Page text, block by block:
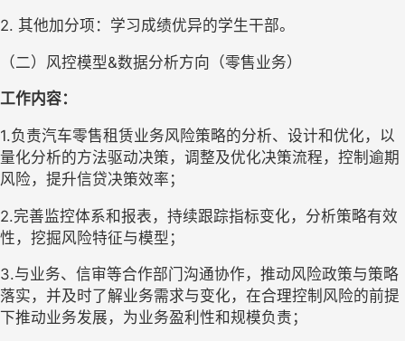
2. 其他加分项：学习成绩优异的学生干部。
（二） 风控模型&数据分析方向（零售业务）
工作内容：
1.负责汽车零售租赁业务风险策略的分析、设计和优化，以
量化分析的方法驱动决策，调整及优化决策流程，控制逾期
风险，提升信贷决策效率；
2.完善监控体系和报表，持续跟踪指标变化，分析策略有效
性，挖掘风险特征与模型；
3.与业务、信审等合作部门沟通协作，推动风险政策与策略
落实，并及时了解业务需求与变化，在合理控制风险的前提
下推动业务发展，为业务盈利性和规模负责；